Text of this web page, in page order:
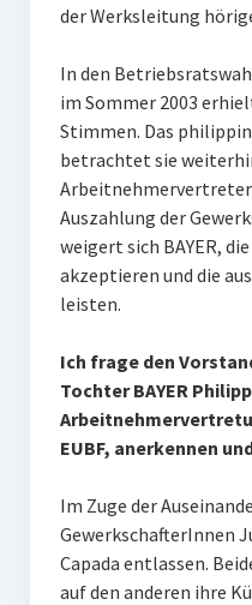
der Werksleitung
In den
im Sommer 2003
Stimmen. Das
betrachtet sie
Auszahlung der
weigert sich BAYER,
akzeptieren und die
leisten.
Ich frage den
Tochter BAYER
EUBF, anerkennen
Im Zuge der
GewerkschafterInnen
Capada entlassen.
auf den anderen ihre